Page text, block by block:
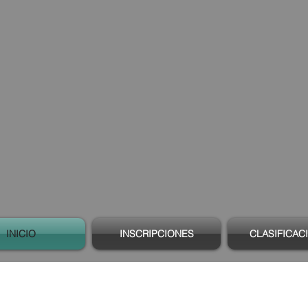
INICIO INSCRIPCIONES